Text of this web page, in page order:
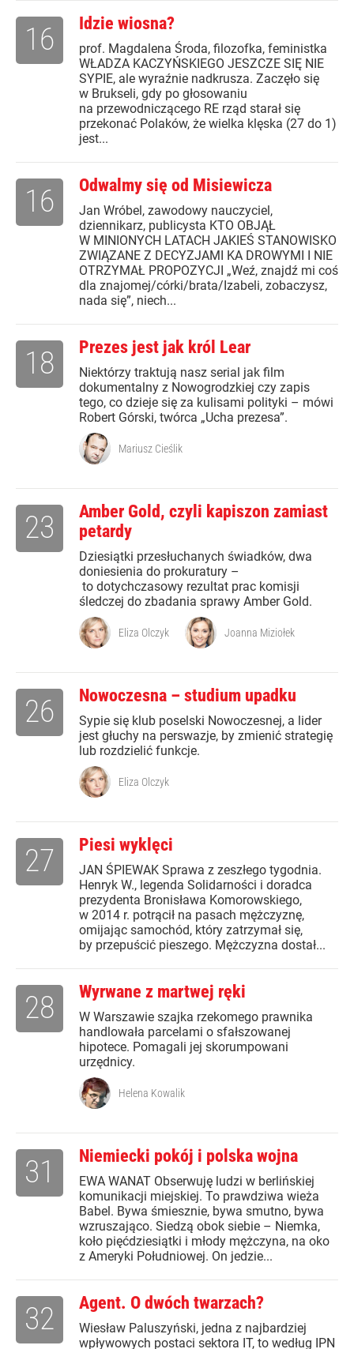
Idzie wiosna?
prof. Magdalena Środa, filozofka, feministka
WŁADZA KACZYŃSKIEGO JESZCZE SIĘ NIE
SYPIE, ale wyraźnie nadkrusza. Zaczęło się
w Brukseli, gdy po głosowaniu
na przewodniczącego RE rząd starał się
przekonać Polaków, że wielka klęska (27 do 1)
jest...
16
Odwalmy się od Misiewicza
Jan Wróbel, zawodowy nauczyciel,
dziennikarz, publicysta KTO OBJĄŁ
W MINIONYCH LATACH JAKIEŚ STANOWISKO
ZWIĄZANE Z DECYZJAMI KA DROWYMI I NIE
OTRZYMAŁ PROPOZYCJI „Weź, znajdź mi coś
dla znajomej/córki/brata/Izabeli, zobaczysz,
nada się”, niech...
16
Prezes jest jak król Lear
Niektórzy traktują nasz serial jak film
dokumentalny z Nowogrodzkiej czy zapis
tego, co dzieje się za kulisami polityki – mówi
Robert Górski, twórca „Ucha prezesa”.
18
Mariusz Cieślik
Amber Gold, czyli kapiszon zamiast
petardy
Dziesiątki przesłuchanych świadków, dwa
doniesienia do prokuratury –
to dotychczasowy rezultat prac komisji
śledczej do zbadania sprawy Amber Gold.
23
Eliza Olczyk Joanna Miziołek
Nowoczesna – studium upadku
Sypie się klub poselski Nowoczesnej, a lider
jest głuchy na perswazje, by zmienić strategię
lub rozdzielić funkcje.
26
Eliza Olczyk
Piesi wyklęci
JAN ŚPIEWAK Sprawa z zeszłego tygodnia.
Henryk W., legenda Solidarności i doradca
prezydenta Bronisława Komorowskiego,
w 2014 r. potrącił na pasach mężczyznę,
omijając samochód, który zatrzymał się,
by przepuścić pieszego. Mężczyzna dostał...
27
Wyrwane z martwej ręki
W Warszawie szajka rzekomego prawnika
handlowała parcelami o sfałszowanej
hipotece. Pomagali jej skorumpowani
urzędnicy.
28
Helena Kowalik
Niemiecki pokój i polska wojna
EWA WANAT Obserwuję ludzi w berlińskiej
komunikacji miejskiej. To prawdziwa wieża
Babel. Bywa śmiesznie, bywa smutno, bywa
wzruszająco. Siedzą obok siebie – Niemka,
koło pięćdziesiątki i młody mężczyna, na oko
z Ameryki Południowej. On jedzie...
31
Agent. O dwóch twarzach?
Wiesław Paluszyński, jedna z najbardziej
wpływowych postaci sektora IT, to według IPN
32